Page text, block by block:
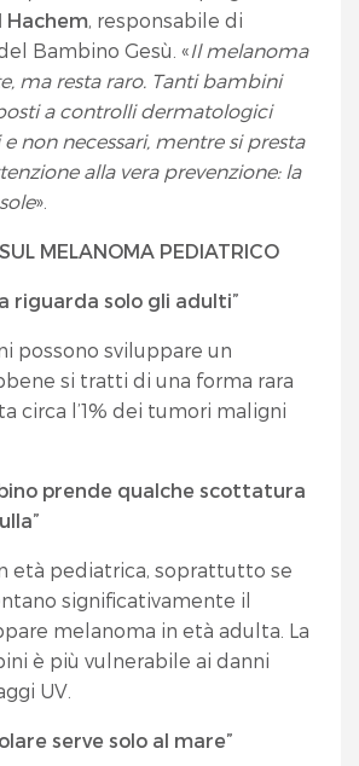
Hachem, responsabile di
Bambino Gesù. «Il melanoma
ma resta raro. Tanti bambini
a controlli dermatologici
non necessari, mentre si presta
alla vera prevenzione: la
».
MELANOMA PEDIATRICO
riguarda solo gli adulti”
possono sviluppare un
si tratti di una forma rara
circa l’1% dei tumori maligni
prende qualche scottatura
età pediatrica, soprattutto se
significativamente il
melanoma in età adulta. La
è più vulnerabile ai danni
UV.
serve solo al mare”